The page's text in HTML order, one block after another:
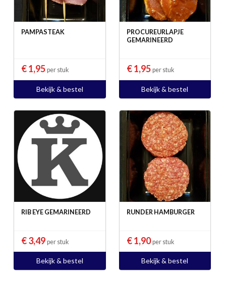
PAMPASTEAK
€ 1,95 per stuk
Bekijk & bestel
PROCUREURLAPJE
GEMARINEERD
€ 1,95 per stuk
Bekijk & bestel
RIB EYE GEMARINEERD
€ 3,49 per stuk
Bekijk & bestel
RUNDER HAMBURGER
€ 1,90per stuk
Bekijk & bestel